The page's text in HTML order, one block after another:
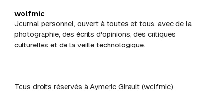
wolfmic
Journal personnel, ouvert à toutes et tous, avec de la
photographie, des écrits d'opinions, des critiques
culturelles et de la veille technologique.
Tous droits réservés à Aymeric Girault (wolfmic)